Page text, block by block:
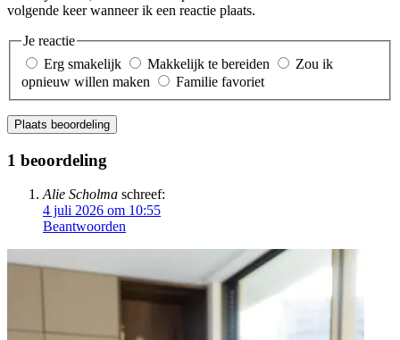
volgende keer wanneer ik een reactie plaats.
Je reactie
Erg smakelijk
Makkelijk te bereiden
Zou ik
opnieuw willen maken
Familie favoriet
Plaats beoordeling
1 beoordeling
Alie Scholma schreef:
4 juli 2026 om 10:55
Beantwoorden